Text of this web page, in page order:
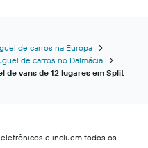
de carros na Europa
de carros no Dalmácia
de vans de 12 lugares em Split
e incluem todos os